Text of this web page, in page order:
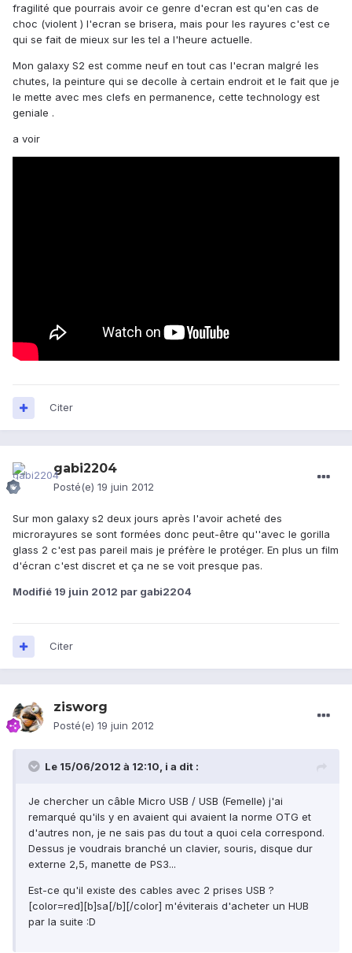
fragilité que pourrais avoir ce genre d'ecran est qu'en cas de
choc (violent ) l'ecran se brisera, mais pour les rayures c'est ce
qui se fait de mieux sur les tel a l'heure actuelle.
Mon galaxy S2 est comme neuf en tout cas l'ecran malgré les
chutes, la peinture qui se decolle à certain endroit et le fait que je
le mette avec mes clefs en permanence, cette technology est
geniale .
a voir
Citer
gabi2204
Posté(e) 19 juin 2012
Sur mon galaxy s2 deux jours après l'avoir acheté des
microrayures se sont formées donc peut-être qu''avec le gorilla
glass 2 c'est pas pareil mais je préfère le protéger. En plus un film
d'écran c'est discret et ça ne se voit presque pas.
Modifié 19 juin 2012 par gabi2204
Citer
zisworg
Posté(e) 19 juin 2012
Le 15/06/2012 à 12:10, i a dit :
Je chercher un câble Micro USB / USB (Femelle) j'ai
remarqué qu'ils y en avaient qui avaient la norme OTG et
d'autres non, je ne sais pas du tout a quoi cela correspond.
Dessus je voudrais branché un clavier, souris, disque dur
externe 2,5, manette de PS3...
Est-ce qu'il existe des cables avec 2 prises USB ?
[color=red][b]sa[/b][/color] m'éviterais d'acheter un HUB
par la suite :D